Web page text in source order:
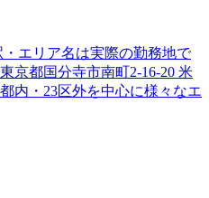
エリア名は実際の勤務地で
京都国分寺市南町2-16-20 米
内・23区外を中心に様々なエ